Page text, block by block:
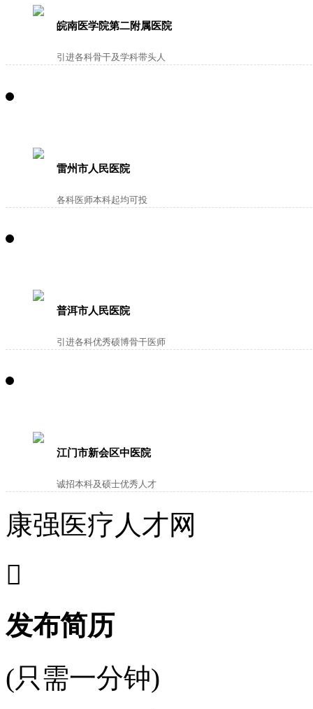
皖南医学院第二附属医院
引进各科骨干及学科带头人
雷州市人民医院
各科医师本科起均可投
普洱市人民医院
引进各科优秀硕博骨干医师
江门市新会区中医院
诚招本科及硕士优秀人才
康强医疗人才网

发布简历
(只需一分钟)